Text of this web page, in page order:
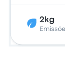
2kg